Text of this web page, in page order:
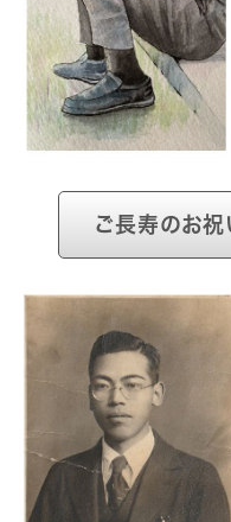
ご長寿のお